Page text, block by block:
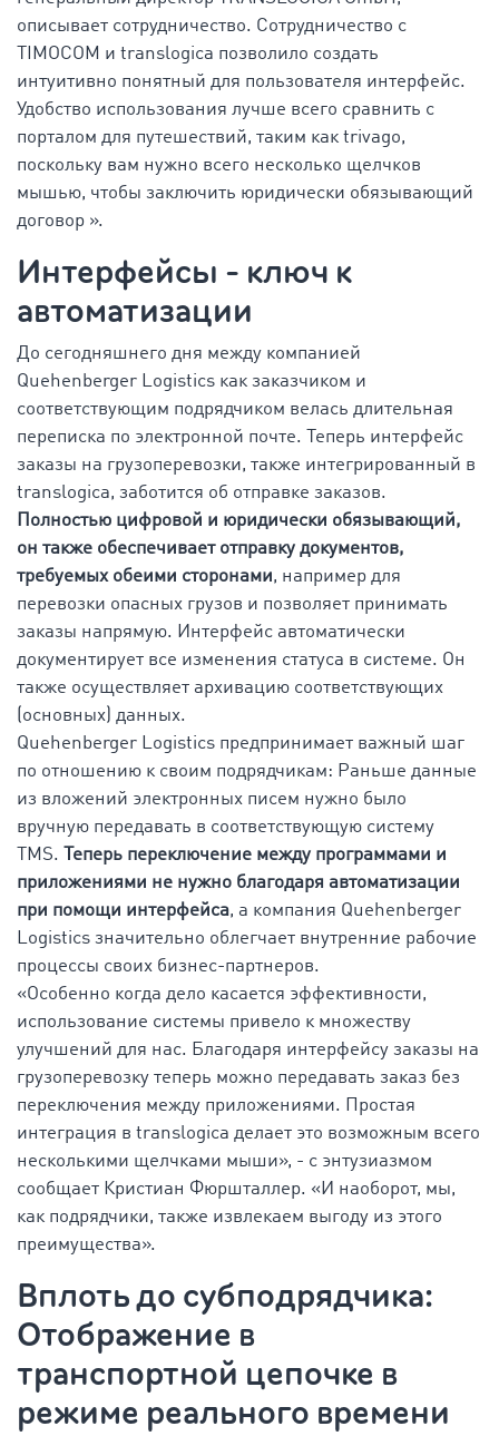
описывает сотрудничество. Сотрудничество с
TIMOCOM и translogica позволило создать
интуитивно понятный для пользователя интерфейс.
Удобство использования лучше всего сравнить с
порталом для путешествий, таким как trivago,
поскольку вам нужно всего несколько щелчков
мышью, чтобы заключить юридически обязывающий
договор ».
Интерфейсы - ключ к
автоматизации
До сегодняшнего дня между компанией
Quehenberger Logistics как заказчиком и
соответствующим подрядчиком велась длительная
переписка по электронной почте. Теперь интерфейс
заказы на грузоперевозки, также интегрированный в
translogica, заботится об отправке заказов.
Полностью цифровой и юридически обязывающий,
он также обеспечивает отправку документов,
требуемых обеими сторонами, например для
перевозки опасных грузов и позволяет принимать
заказы напрямую. Интерфейс автоматически
документирует все изменения статуса в системе. Он
также осуществляет архивацию соответствующих
(основных) данных.
Quehenberger Logistics предпринимает важный шаг
по отношению к своим подрядчикам: Раньше данные
из вложений электронных писем нужно было
вручную передавать в соответствующую систему
TMS.
Теперь переключение между программами и
приложениями не нужно благодаря автоматизации
при помощи интерфейса, а компания Quehenberger
Logistics значительно облегчает внутренние рабочие
процессы своих бизнес-партнеров.
«Особенно когда дело касается эффективности,
использование системы привело к множеству
улучшений для нас. Благодаря интерфейсу заказы на
грузоперевозку теперь можно передавать заказ без
переключения между приложениями. Простая
интеграция в translogica делает это возможным всего
несколькими щелчками мыши», - с энтузиазмом
сообщает Кристиан Фюршталлер. «И наоборот, мы,
как подрядчики, также извлекаем выгоду из этого
преимущества».
Вплоть до субподрядчика:
Отображение в
транспортной цепочке в
режиме реального времени